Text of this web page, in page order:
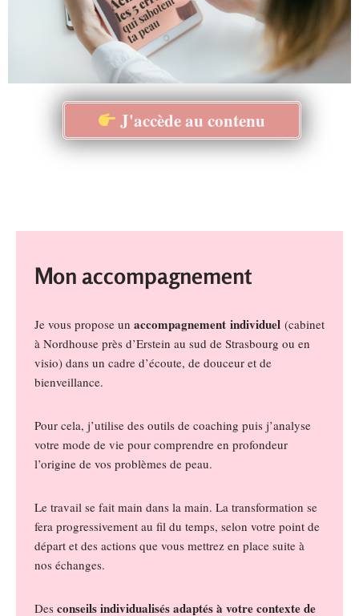
J'accède au contenu
Mon accompagnement
Je vous propose un accompagnement individuel (cabinet
à Nordhouse près d’Erstein au sud de Strasbourg ou en
visio) dans un cadre d’écoute, de douceur et de
bienveillance.
Pour cela, j’utilise des outils de coaching puis j’analyse
votre mode de vie pour comprendre en profondeur
l’origine de vos problèmes de peau.
Le travail se fait main dans la main. La transformation se
fera progressivement au fil du temps, selon votre point de
départ et des actions que vous mettrez en place suite à
nos échanges.
Des conseils individualisés adaptés à votre contexte de